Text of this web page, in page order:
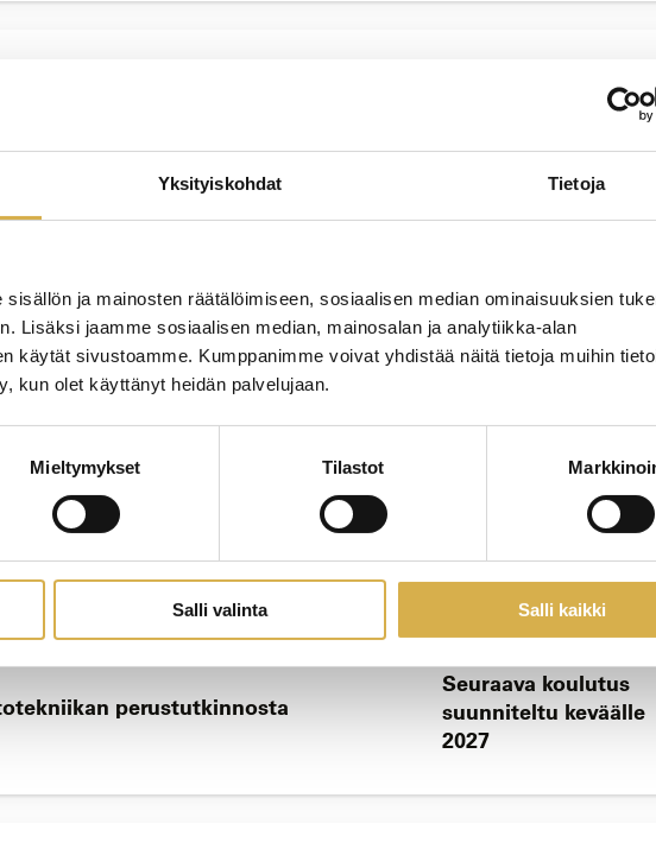
Yksityiskohdat Tietoja
ja mainosten räätälöimiseen, sosiaalisen median ominaisuuksien
Lisäksi jaamme sosiaalisen median, mainosalan ja analytiikka-alan
käytät sivustoamme. Kumppanimme voivat yhdistää näitä tietoja muihin
kun olet käyttänyt heidän palvelujaan.
Mieltymykset Tilastot
Salli valinta Salli kaikki
| Matkailupalvelujen
osa
JATKUVA HAKU
perustutkinnosta
Seuraava koulutus
suunniteltu keväälle
2027